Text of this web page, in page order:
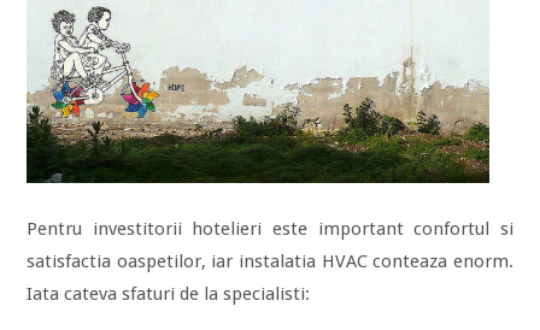
Pentru investitorii hotelieri este important confortul si
satisfactia oaspetilor, iar instalatia HVAC conteaza enorm.
Iata cateva sfaturi de la specialisti: